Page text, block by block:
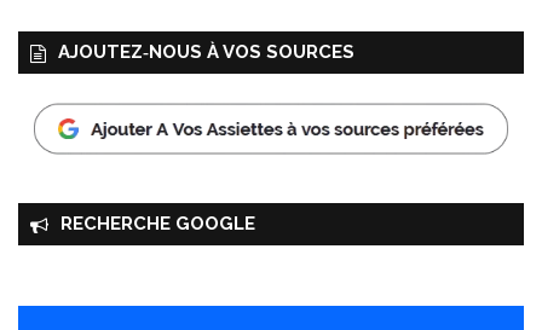
AJOUTEZ‑NOUS À VOS SOURCES
RECHERCHE GOOGLE